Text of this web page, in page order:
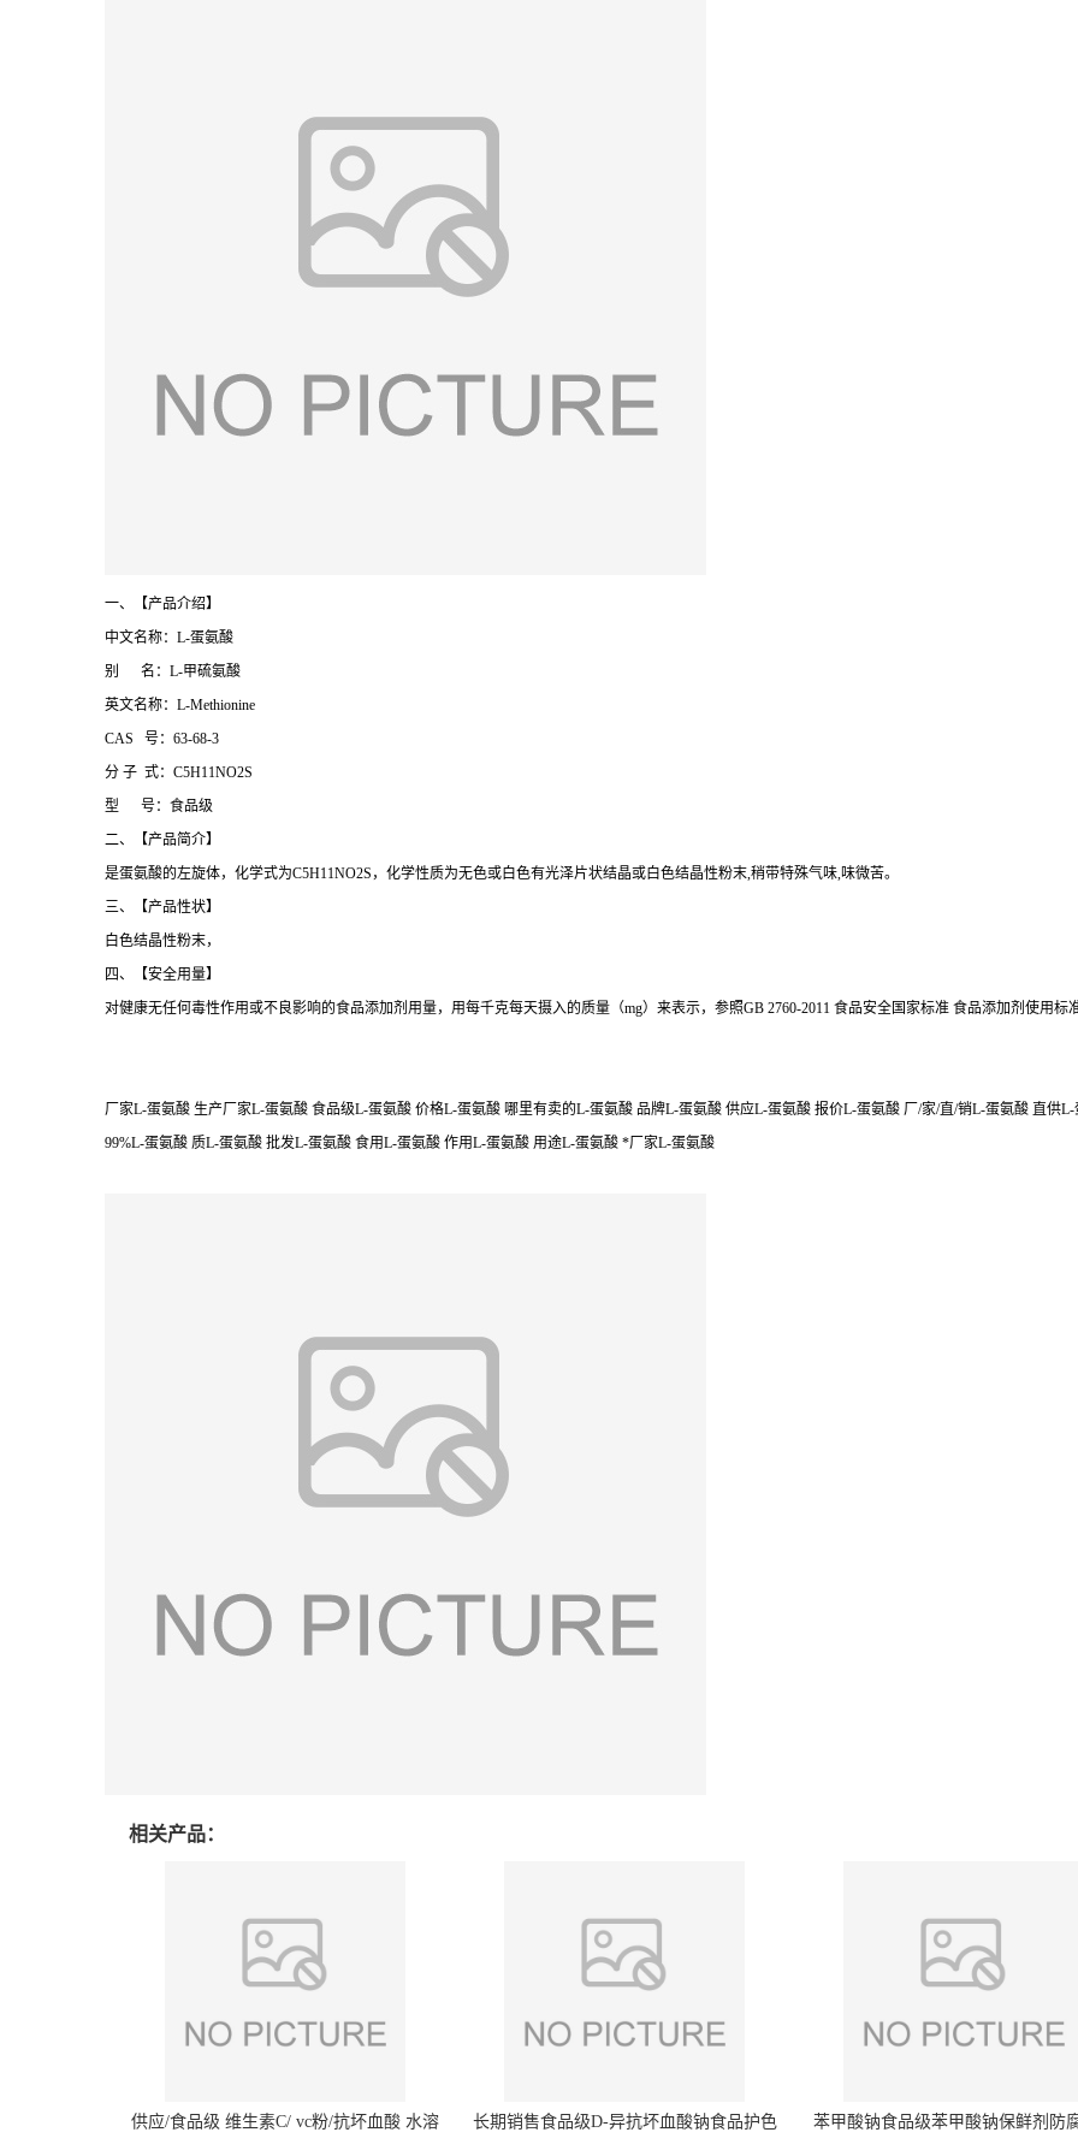
一、【产品介绍】
中文名称：L-蛋氨酸
别 名：L-甲硫氨酸
英文名称：L-Methionine
CAS 号：63-68-3
分 子 式：C5H11NO2S
型 号：食品级
二、【产品简介】
是蛋氨酸的左旋体，化学式为C5H11NO2S，化学性质为无色或白色有光泽片状结晶或白色结晶性粉末,稍带特殊气味,味微苦。
三、【产品性状】
白色结晶性粉末，
四、【安全用量】
对健康无任何毒性作用或不良影响的食品添加剂用量，用每千克每天摄入的质量（mg）来表示，参照GB 2760-2011 食品安全国家标准 食品添加剂使用标
厂家L-蛋氨酸 生产厂家L-蛋氨酸 食品级L-蛋氨酸 价格L-蛋氨酸 哪里有卖的L-蛋氨酸 品牌L-蛋氨酸 供应L-蛋氨酸 报价L-蛋氨酸 厂/家/直/销L-蛋氨酸 直供
99%L-蛋氨酸 质L-蛋氨酸 批发L-蛋氨酸 食用L-蛋氨酸 作用L-蛋氨酸 用途L-蛋氨酸 *厂家L-蛋氨酸
相关产品：
供应/食品级 维生素C/ vc粉/抗坏血酸 水溶
长期销售食品级D-异抗坏血酸钠食品护色
苯甲酸钠食品级苯甲酸钠保鲜剂防